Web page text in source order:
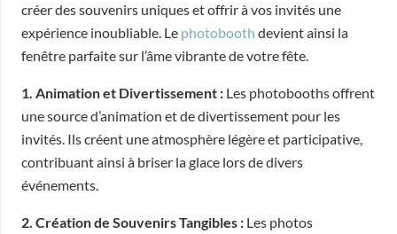
créer des souvenirs uniques et offrir à vos invités une
expérience inoubliable. Le photobooth devient ainsi la
fenêtre parfaite sur l’âme vibrante de votre fête.
1. Animation et Divertissement : Les photobooths offrent
une source d’animation et de divertissement pour les
invités. Ils créent une atmosphère légère et participative,
contribuant ainsi à briser la glace lors de divers
événements.
2. Création de Souvenirs Tangibles : Les photos